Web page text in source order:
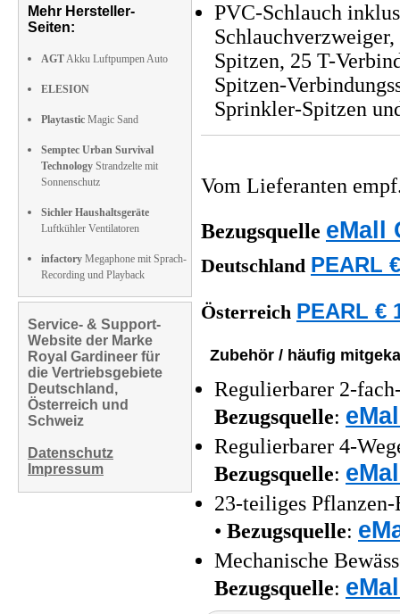
Mehr Hersteller-
Seiten:
AGTAkku Luftpumpen Auto
ELESION
Playtastic Magic Sand
Semptec Urban Survival
Technology Strandzelte mit
Sonnenschutz
Sichler Haushaltsgeräte
Luftkühler Ventilatoren
infactory Megaphone mit Sprach-
Recording und Playback
Service- & Support-
Website der Marke
Royal Gardineer für
die Vertriebsgebiete
Deutschland,
Österreich und
Schweiz
Datenschutz
Impressum
PVC-Schlauch
Spitzen, 25 T-
Spitzen-
Sprinkler-Spitzen
Vom Lieferanten
Bezugsquelle eMall
Deutschland PEARL
Österreich PEARL €
Zubehör / häufig
Regulierbarer 2-
Bezugsquelle:
Regulierbarer 4-
Bezugsquelle:
23-teiliges Pflanzen-
• Bezugsquelle:
Mechanische
Bezugsquelle: